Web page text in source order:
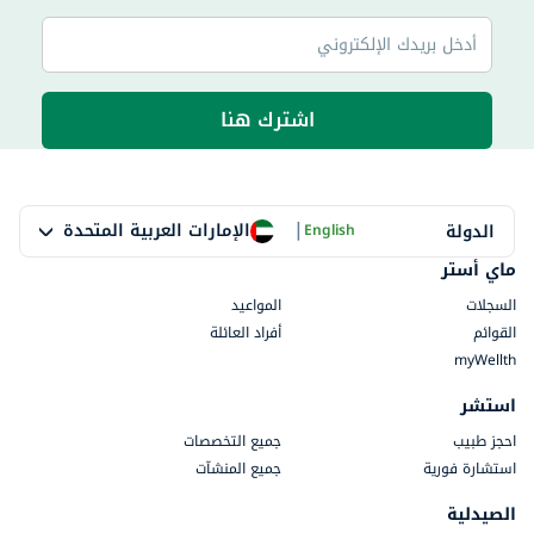
اشترك هنا
الدولة الإمارات العربية المتحدة |English
ماي أستر
السجلات
المواعيد
القوائم
أفراد العائلة
myWellth
استشر
احجز طبيب
جميع التخصصات
استشارة فورية
جميع المنشآت
الصيدلية